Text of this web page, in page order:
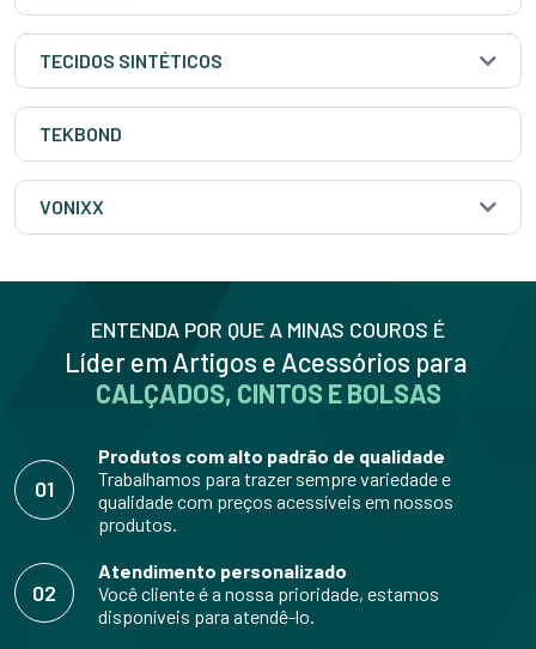
TECIDOS SINTÉTICOS
TEKBOND
VONIXX
ENTENDA POR QUE A MINAS COUROS É
Líder em Artigos e Acessórios para
CALÇADOS, CINTOS E BOLSAS
01
Produtos com alto padrão de qualidade
Trabalhamos para trazer sempre variedade e
qualidade com preços acessíveis em nossos
produtos.
02
Atendimento personalizado
Você cliente é a nossa prioridade, estamos
disponíveis para atendê-lo.